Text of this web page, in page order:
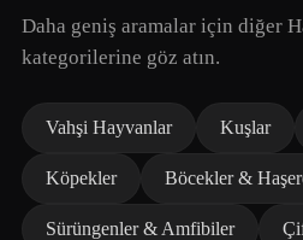
Daha geniş aramalar için diğer
kategorilerine göz atın.
Vahşi Hayvanlar Kuşlar
Köpekler Böcekler &
Sürüngenler & Amfibiler